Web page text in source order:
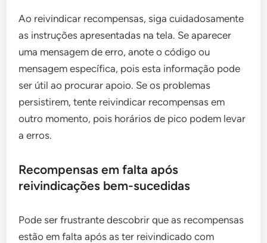
Ao reivindicar recompensas, siga cuidadosamente
as instruções apresentadas na tela. Se aparecer
uma mensagem de erro, anote o código ou
mensagem específica, pois esta informação pode
ser útil ao procurar apoio. Se os problemas
persistirem, tente reivindicar recompensas em
outro momento, pois horários de pico podem levar
a erros.
Recompensas em falta após
reivindicações bem-sucedidas
Pode ser frustrante descobrir que as recompensas
estão em falta após as ter reivindicado com